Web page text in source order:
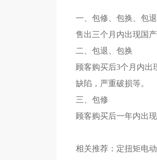
一、包修、包换、包退
售出三个月内出现国
二、包退、包换
顾客购买后3个月内
缺陷，严重破损等。
三、包修
顾客购买后一年内出
相关推荐： 定扭矩电